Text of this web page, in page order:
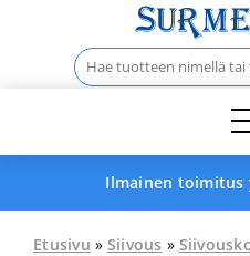
Haku:
Ilmainen toimitus
Etusivu » Siivous »